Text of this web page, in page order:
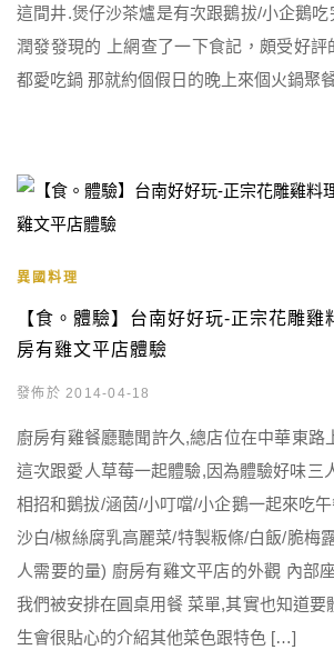
這間井.煲仔沙茶爐是有次跟鵝拔/小企鵝
潤發發現的 上網查了一下食記，頗受好評
都愛吃鍋 那就約個假日的晚上來個火鍋聚
異國料理
【食。體驗】台南好好玩-正宗花雕雞
房有雞文平店體驗
發佈於 2014-04-18
廚房有雞餐廳聽聞許久,總店位在中華東路
這次跟愛人草莓一起體驗,因為體驗好味三
相招和鵝拔/涵茵/小叮噹/小企鵝一起來吃
沙白/椒絲腐乳高麗菜/特製粄條/白飯/脆梅
人需要的量) 廚房有雞文平店的外觀 內部
我們被安排在圓桌用餐 菜單,其實也知道要
生會很貼心的介紹其他菜色跟特色 […]